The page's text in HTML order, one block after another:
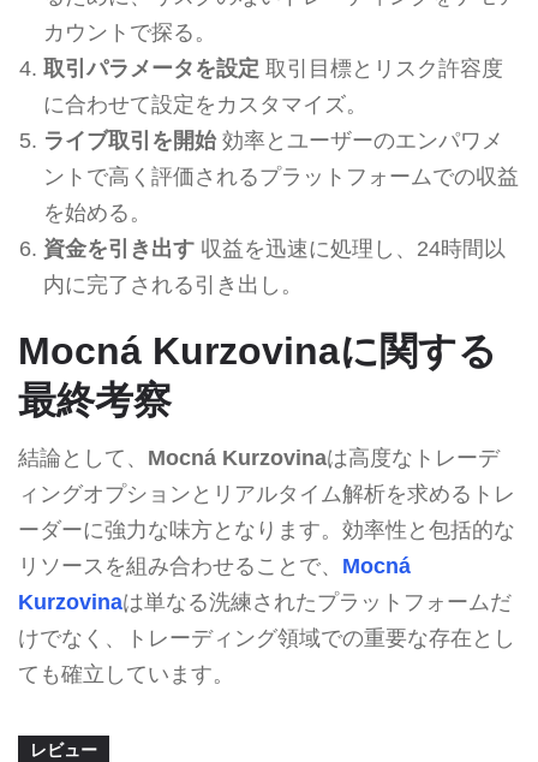
カウントで探る。
取引パラメータを設定 取引目標とリスク許容度
に合わせて設定をカスタマイズ。
ライブ取引を開始効率とユーザーのエンパワメ
ントで高く評価されるプラットフォームでの収益
を始める。
資金を引き出す収益を迅速に処理し、24時間以
内に完了される引き出し。
Mocná Kurzovinaに関する
最終考察
結論として、 Mocná Kurzovinaは高度なトレーデ
ィングオプションとリアルタイム解析を求めるトレ
ーダーに強力な味方となります。効率性と包括的な
リソースを組み合わせることで、 Mocná
Kurzovinaは単なる洗練されたプラットフォームだ
けでなく、トレーディング領域での重要な存在とし
ても確立しています。
レビュー